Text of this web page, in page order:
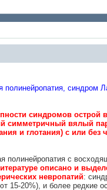
синдром
синдромов острой
симметричный вялый
и глотания) с или без
полинейропатия с
описано и
невропатий:
15-20%), и более редкие